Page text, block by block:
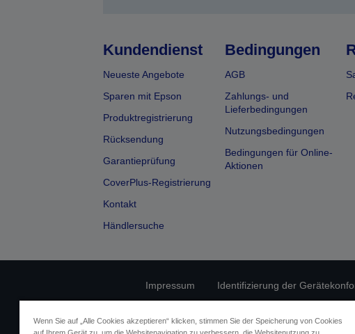
Kundendienst
Neueste Angebote
Sparen mit Epson
Produktregistrierung
Rücksendung
Garantieprüfung
CoverPlus-Registrierung
Kontakt
Händlersuche
Bedingungen
AGB
Zahlungs- und
Lieferbedingungen
Nutzungsbedingungen
Bedingungen für Online-
Aktionen
Impressum Identifizierung der
Wenn Sie auf „Alle Cookies akzeptieren“ klicken, stimmen Sie der Speicherung von Cookies